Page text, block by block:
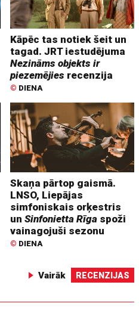
Kāpēc tas notiek šeit un
tagad. JRT iestudējuma
Nezināms objekts ir
piezemējies recenzija
© DIENA
Skaņa pārtop gaismā.
LNSO, Liepājas
simfoniskais orķestris
unSinfonietta Rīga spoži
vainagojuši sezonu
© DIENA
Vairāk RECENZIJAS